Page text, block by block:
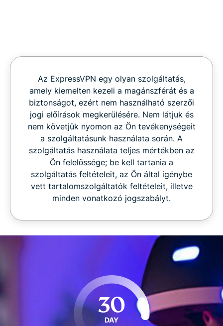
Az ExpressVPN egy olyan szolgáltatás,
amely kiemelten kezeli a magánszférát és a
biztonságot, ezért nem használható szerzői
jogi előírások megkerülésére. Nem látjuk és
nem követjük nyomon az Ön tevékenységeit
a szolgáltatásunk használata során. A
szolgáltatás használata teljes mértékben az
Ön felelőssége; be kell tartania a
szolgáltatás feltételeit, az Ön által igénybe
vett tartalomszolgáltatók feltételeit, illetve
minden vonatkozó jogszabályt.
30
DAY